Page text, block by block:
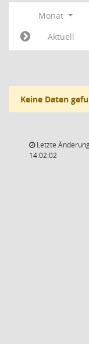
Monat
Aktuell
Keine Daten
Letzte
14:02:02